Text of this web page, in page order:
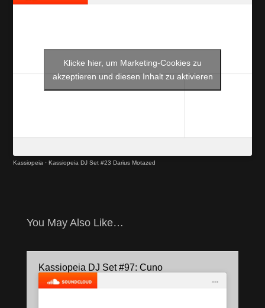
Klicke hier, um Marketing-Cookies zu
akzeptieren und diesen Inhalt zu aktivieren
Kassiopeia ·Kassiopeia DJ Set #23 Darius Motazed
You May Also Like…
Kassiopeia DJ Set #97: Cuno